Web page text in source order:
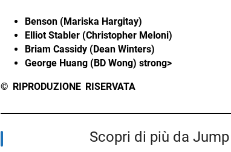
Benson (Mariska Hargitay)
Elliot Stabler (Christopher Meloni)
Briam Cassidy (Dean Winters)
George Huang (BD Wong) strong>
© RIPRODUZIONE RISERVATA
Scopri di più da